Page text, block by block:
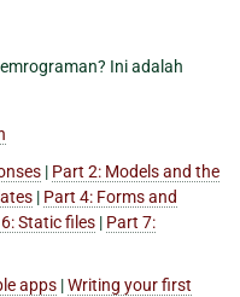
Ini adalah
| Part 2: Models and the
| Part 4: Forms and
Static files | Part 7:
apps |Writing your first